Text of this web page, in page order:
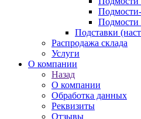
Подмости
Подставки
Распродажа склада
Услуги
О компании
Назад
О компании
Обработка данных
Реквизиты
Отзывы